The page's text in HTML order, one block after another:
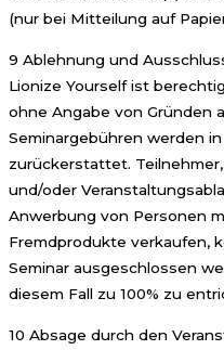
(nur bei Mitteilung auf
9 Ablehnung und
Lionize Yourself ist
ohne Angabe von Gründen
Seminargebühren werden in
zurückerstattet.
und/oder
Anwerbung von Personen
Fremdprodukte verkaufen,
Seminar ausgeschlossen
diesem Fall zu 100% zu
10 Absage durch den